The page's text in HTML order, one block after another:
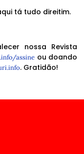
tá tudo direitim.
nossa Revista
assine ou doando
. Gratidão!